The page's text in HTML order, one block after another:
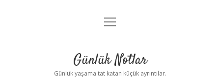
Anasayfa
Yasal Uyarı
menüyü
Günlük Notlar
Günlük yaşama tat katan küçük ayrıntılar.